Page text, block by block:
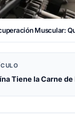
Muscular:
Tiene la Carne de